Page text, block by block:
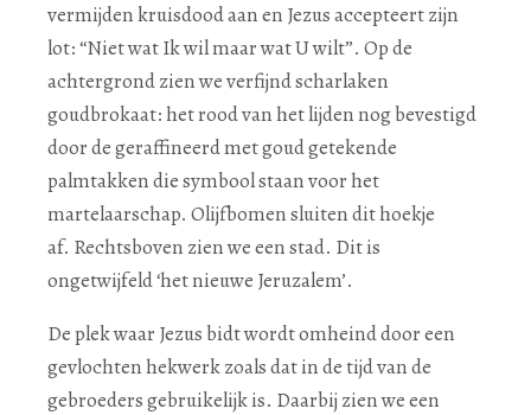
vermijden kruisdood aan en Jezus accepteert zijn
lot: “Niet wat Ik wil maar wat U wilt”. Op de
achtergrond zien we verfijnd scharlaken
goudbrokaat: het rood van het lijden nog bevestigd
door de geraffineerd met goud getekende
palmtakken die symbool staan voor het
martelaarschap. Olijfbomen sluiten dit hoekje
af. Rechtsboven zien we een stad. Dit is
ongetwijfeld ‘het nieuwe Jeruzalem’.
De plek waar Jezus bidt wordt omheind door een
gevlochten hekwerk zoals dat in de tijd van de
gebroeders gebruikelijk is. Daarbij zien we een